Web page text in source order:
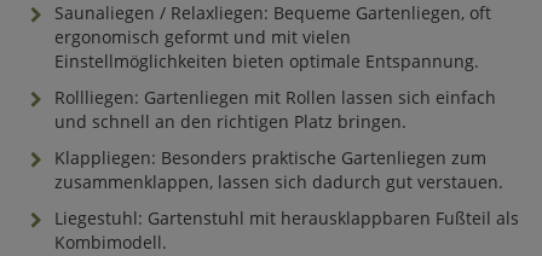
Saunaliegen / Relaxliegen: Bequeme Gartenliegen, oft
ergonomisch geformt und mit vielen
Einstellmöglichkeiten bieten optimale Entspannung.
Rollliegen: Gartenliegen mit Rollen lassen sich einfach
und schnell an den richtigen Platz bringen.
Klappliegen: Besonders praktische Gartenliegen zum
zusammenklappen, lassen sich dadurch gut verstauen.
Liegestuhl: Gartenstuhl mit herausklappbaren Fußteil als
Kombimodell.